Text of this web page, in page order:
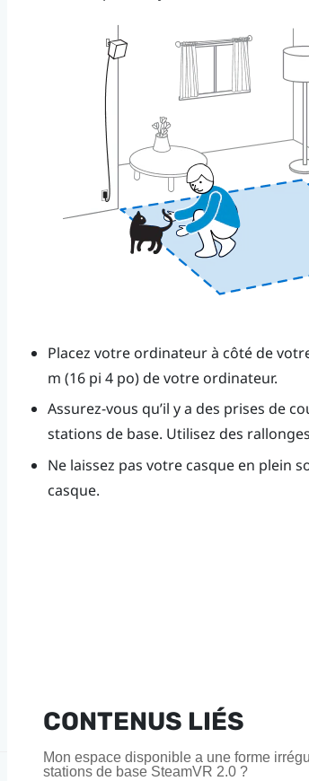
Placez votre ordinateur à côté de
m (16 pi 4 po) de votre ordinateur.
Assurez-vous qu’il y a des prises de
stations de base. Utilisez des
Ne laissez pas votre casque en plein
casque.
CONTENUS LIÉS
Mon espace disponible a une forme
stations de base SteamVR 2.0 ?